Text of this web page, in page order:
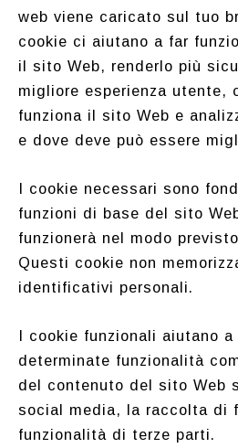
web viene caricato sul tuo
cookie ci aiutano a far
il sito Web, renderlo più
migliore esperienza utente,
funziona il sito Web e
e dove deve può essere
I cookie necessari sono
funzioni di base del sito
funzionerà nel modo
Questi cookie non
identificativi personali.
I cookie funzionali aiutano a
determinate funzionalità
del contenuto del sito Web
social media, la raccolta di
funzionalità di terze parti.